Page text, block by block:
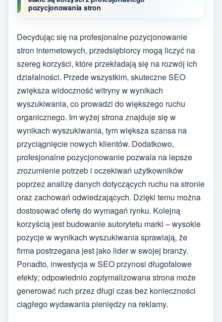
pozycjonowania stron
Decydując się na profesjonalne pozycjonowanie
stron internetowych, przedsiębiorcy mogą liczyć na
szereg korzyści, które przekładają się na rozwój ich
działalności. Przede wszystkim, skuteczne SEO
zwiększa widoczność witryny w wynikach
wyszukiwania, co prowadzi do większego ruchu
organicznego. Im wyżej strona znajduje się w
wynikach wyszukiwania, tym większa szansa na
przyciągnięcie nowych klientów. Dodatkowo,
profesjonalne pozycjonowanie pozwala na lepsze
zrozumienie potrzeb i oczekiwań użytkowników
poprzez analizę danych dotyczących ruchu na stronie
oraz zachowań odwiedzających. Dzięki temu można
dostosować ofertę do wymagań rynku. Kolejną
korzyścią jest budowanie autorytetu marki – wysokie
pozycje w wynikach wyszukiwania sprawiają, że
firma postrzegana jest jako lider w swojej branży.
Ponadto, inwestycja w SEO przynosi długofalowe
efekty; odpowiednio zoptymalizowana strona może
generować ruch przez długi czas bez konieczności
ciągłego wydawania pieniędzy na reklamy.